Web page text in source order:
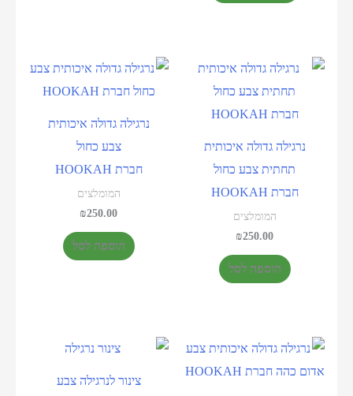
נרגילה גדולה איכותית
תחתית צבע כחול
חברת HOOKAH
המומלצים
₪250.00
הוספה לסל
נרגילה גדולה איכותית
צבע כחול
חברת HOOKAH
המומלצים
₪250.00
הוספה לסל
צינור לנרגילה צבע